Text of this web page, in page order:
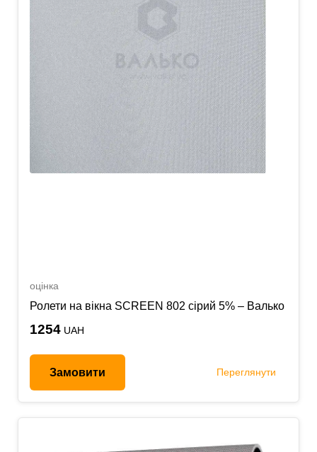
оцінка
Ролети на вікна SCREEN 802 сірий 5% – Валько
1254 UAH
Замовити Переглянути